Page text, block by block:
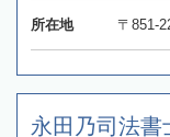
所在地 〒851-
永田乃司法書